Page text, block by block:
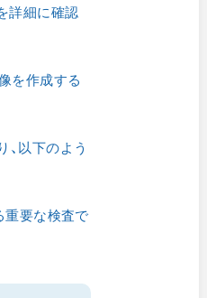
詳細に確認
を作成する
以下のよう
重要な検査で